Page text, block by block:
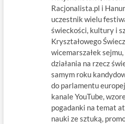
Racjonalista.pl i
uczestnik wielu
świeckości, kultury i
Kryształowego
wicemarszałek
działania na rzecz
samym roku
do parlamentu
kanale YouTube,
pogadanki na temat
nauki ze sztuką,